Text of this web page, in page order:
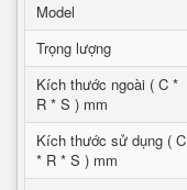
Model
Trọng lượng
Kích thước ngoài ( C *
R * S ) mm
Kích thước sử dụng ( C
* R * S ) mm